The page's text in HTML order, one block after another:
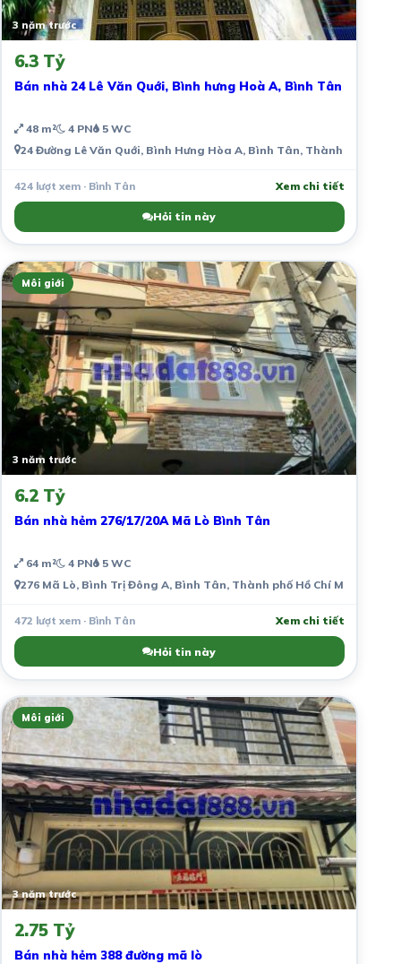
3 năm trước
6.3 Tỷ
Bán nhà 24 Lê Văn Quới, Bình hưng Hoà A, Bình Tân
48 m² 4 PN 5 WC
24 Đường Lê Văn Quới, Bình Hưng Hòa A, Bình Tân, Thành phố Hồ
424 lượt xem · Bình Tân Xem chi tiết
Hỏi tin này
Môi giới
3 năm trước
6.2 Tỷ
Bán nhà hẻm 276/17/20A Mã Lò Bình Tân
64 m² 4 PN 5 WC
276 Mã Lò, Bình Trị Đông A, Bình Tân, Thành phố Hồ Chí Minh, Việt
472 lượt xem · Bình Tân Xem chi tiết
Hỏi tin này
Môi giới
3 năm trước
2.75 Tỷ
Bán nhà hẻm 388 đường mã lò